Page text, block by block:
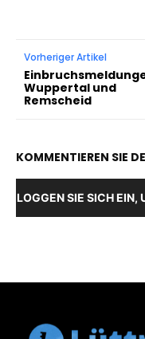
Vorheriger Artikel
Wuppertal und
Remscheid
KOMMENTIEREN SIE
LOGGEN SIE SICH EIN,